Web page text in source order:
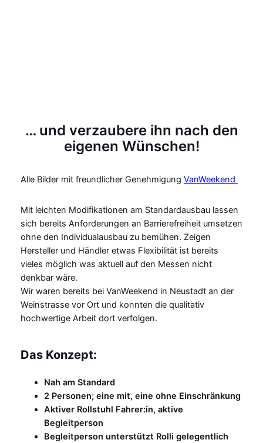
… und verzaubere ihn nach den
eigenen Wünschen!
Alle Bilder mit freundlicher Genehmigung VanWeekend
Mit leichten Modifikationen am Standardausbau lassen
sich bereits Anforderungen an Barrierefreiheit umsetzen
ohne den Individualausbau zu bemühen. Zeigen
Hersteller und Händler etwas Flexibilität ist bereits
vieles möglich was aktuell auf den Messen nicht
denkbar wäre.
Wir waren bereits bei VanWeekend in Neustadt an der
Weinstrasse vor Ort und konnten die qualitativ
hochwertige Arbeit dort verfolgen.
Das Konzept:
Nah am Standard
2 Personen; eine mit, eine ohne Einschränkung
Aktiver Rollstuhl Fahrer:in, aktive
Begleitperson
Begleitperson unterstützt Rolli gelegentlich